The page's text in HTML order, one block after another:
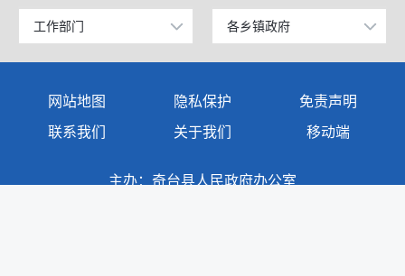
科学技术部
教育部
国防部
广东
天津
山东
昌吉回族自治州
阿克苏地区
克孜勒苏柯尔克孜自治州
塔城地区
伊犁哈萨克自治州
阜康市
玛纳斯县
呼图壁县
吉木萨尔县
奇台县
工作部门
政府办公室
各乡镇政府
奇台镇
网站地图 隐私保护
免责声明
联系我们
关于我们 移动端
主办：奇台县人民政府办公室